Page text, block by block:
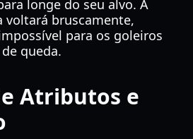
longe do seu alvo. A
bruscamente,
para os goleiros
queda.
Atributos e